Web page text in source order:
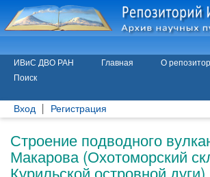
ИВиС ДВО РАН Главная О
Поиск
Вход Регистрация
Строение подводного
Макарова (Охотоморский
Курильской островной дуги)